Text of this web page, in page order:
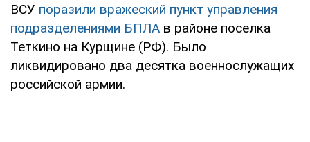
ВСУ поразили вражеский пункт управления
подразделениями БПЛА в районе поселка
Теткино на Курщине (РФ). Было
ликвидировано два десятка военнослужащих
российской армии.